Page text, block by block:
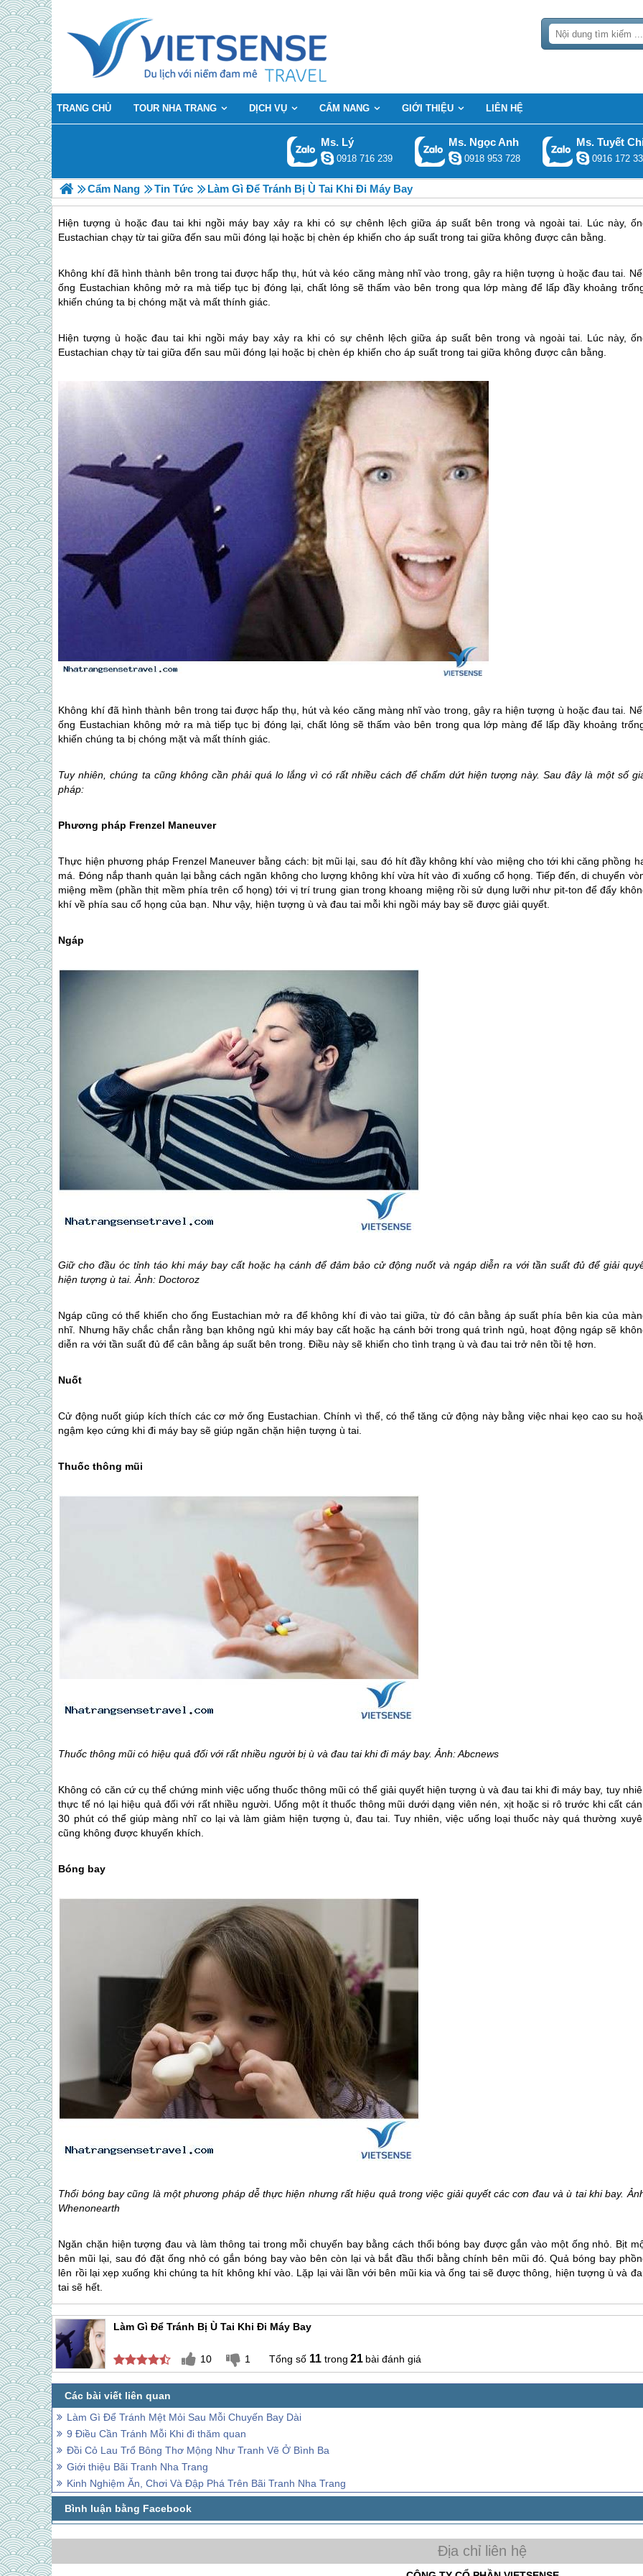
TRANG CHỦ TOUR NHA TRANG DỊCH VỤ CẨM NANG GIỚI THIỆU LIÊN HỆ
Ms. Lý
0918 716 239
Ms. Ngọc Anh
0918 953 728
Ms. Tuyết
0916 172
Cẩm Nang Tin Tức Làm Gì Để Tránh Bị Ù Tai Khi Đi Máy Bay
Hiện tượng ù hoặc đau tai khi ngồi máy bay xảy ra khi có sự chênh lệch giữa áp suất bên trong và ngoài tai. Lúc này,
Eustachian chạy từ tai giữa đến sau mũi đóng lại hoặc bị chèn ép khiến cho áp suất trong tai giữa không được cân bằng.
Không khí đã hình thành bên trong tai được hấp thụ, hút và kéo căng màng nhĩ vào trong, gây ra hiện tượng ù hoặc đau tai.
ống Eustachian không mở ra mà tiếp tục bị đóng lại, chất lỏng sẽ thấm vào bên trong qua lớp màng để lấp đầy khoảng
khiến chúng ta bị chóng mặt và mất thính giác.
Hiện tượng ù hoặc đau tai khi ngồi máy bay xảy ra khi có sự chênh lệch giữa áp suất bên trong và ngoài tai. Lúc này,
Eustachian chạy từ tai giữa đến sau mũi đóng lại hoặc bị chèn ép khiến cho áp suất trong tai giữa không được cân bằng.
Không khí đã hình thành bên trong tai được hấp thụ, hút và kéo căng màng nhĩ vào trong, gây ra hiện tượng ù hoặc đau tai.
ống Eustachian không mở ra mà tiếp tục bị đóng lại, chất lỏng sẽ thấm vào bên trong qua lớp màng để lấp đầy khoảng
khiến chúng ta bị chóng mặt và mất thính giác.
Tuy nhiên, chúng ta cũng không cần phải quá lo lắng vì có rất nhiều cách để chấm dứt hiện tượng này. Sau đây là một số
pháp:
Phương pháp Frenzel Maneuver
Thực hiện phương pháp Frenzel Maneuver bằng cách: bịt mũi lại, sau đó hít đầy không khí vào miệng cho tới khi căng phồng
má. Đóng nắp thanh quản lại bằng cách ngăn không cho lượng không khí vừa hít vào đi xuống cổ họng. Tiếp đến, di chuyển
miệng mềm (phần thịt mềm phía trên cổ họng) tới vị trí trung gian trong khoang miệng rồi sử dụng lưỡi như pit-ton để đẩy
khí về phía sau cổ họng của bạn. Như vậy, hiện tượng ù và đau tai mỗi khi ngồi máy bay sẽ được giải quyết.
Ngáp
Giữ cho đầu óc tỉnh táo khi máy bay cất hoặc hạ cánh để đảm bảo cử động nuốt và ngáp diễn ra với tần suất đủ để giải
hiện tượng ù tai. Ảnh: Doctoroz
Ngáp cũng có thể khiến cho ống Eustachian mở ra để không khí đi vào tai giữa, từ đó cân bằng áp suất phía bên kia của
nhĩ. Nhưng hãy chắc chắn rằng bạn không ngủ khi máy bay cất hoặc hạ cánh bởi trong quá trình ngủ, hoạt động ngáp sẽ
diễn ra với tần suất đủ để cân bằng áp suất bên trong. Điều này sẽ khiến cho tình trạng ù và đau tai trở nên tồi tệ hơn.
Nuốt
Cử động nuốt giúp kích thích các cơ mở ống Eustachian. Chính vì thế, có thể tăng cử động này bằng việc nhai kẹo cao su
ngậm kẹo cứng khi đi máy bay sẽ giúp ngăn chặn hiện tượng ù tai.
Thuốc thông mũi
Thuốc thông mũi có hiệu quả đối với rất nhiều người bị ù và đau tai khi đi máy bay. Ảnh: Abcnews
Không có căn cứ cụ thể chứng minh việc uống thuốc thông mũi có thể giải quyết hiện tượng ù và đau tai khi đi máy bay, tuy
thực tế nó lại hiệu quả đối với rất nhiều người. Uống một ít thuốc thông mũi dưới dạng viên nén, xịt hoặc si rô trước khi cất
30 phút có thể giúp màng nhĩ co lại và làm giảm hiện tượng ù, đau tai. Tuy nhiên, việc uống loại thuốc này quá thường
cũng không được khuyến khích.
Bóng bay
Thổi bóng bay cũng là một phương pháp dễ thực hiện nhưng rất hiệu quả trong việc giải quyết các cơn đau và ù tai khi bay.
Whenonearth
Ngăn chặn hiện tượng đau và làm thông tai trong mỗi chuyến bay bằng cách thổi bóng bay được gắn vào một ống nhỏ. Bịt
bên mũi lại, sau đó đặt ống nhỏ có gắn bóng bay vào bên còn lại và bắt đầu thổi bằng chính bên mũi đó. Quả bóng bay
lên rồi lại xẹp xuống khi chúng ta hít không khí vào. Lặp lại vài lần với bên mũi kia và ống tai sẽ được thông, hiện tượng ù và
tai sẽ hết.
Làm Gì Để Tránh Bị Ù Tai Khi Đi Máy Bay
10 1 11 21 bài đánh giá
Làm Gì Để Tránh Mệt Mỏi Sau Mỗi Chuyến Bay Dài
9 Điều Cần Tránh Mỗi Khi đi thăm quan
Đồi Cỏ Lau Trổ Bông Thơ Mộng Như Tranh Vẽ Ở Bình Ba
Giới thiệu Bãi Tranh Nha Trang
Kinh Nghiệm Ăn, Chơi Và Đập Phá Trên Bãi Tranh Nha Trang